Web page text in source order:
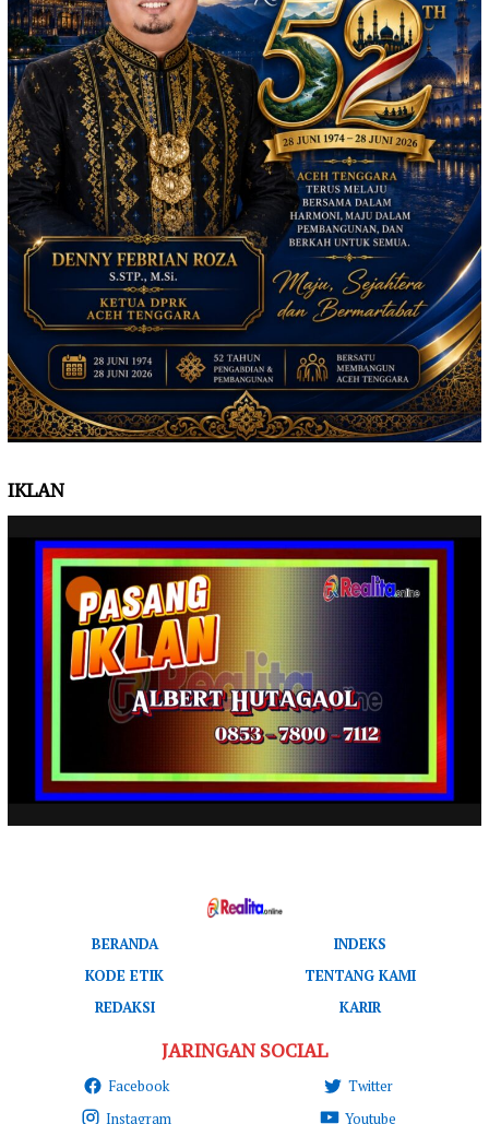
IKLAN
BERANDA
INDEKS
KODE ETIK
TENTANG KAMI
REDAKSI
KARIR
JARINGAN SOCIAL
Facebook
Twitter
Instagram
Youtube